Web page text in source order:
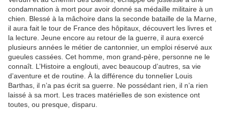
condamnation à mort pour avoir donné sa médaille militaire à un
chien. Blessé à la mâchoire dans la seconde bataille de la Marne,
il aura fait le tour de France des hôpitaux, découvert les livres et
la lecture. Jeune encore au retour de la guerre, il aura exercé
plusieurs années le métier de cantonnier, un emploi réservé aux
gueules cassées. Cet homme, mon grand-père, personne ne le
connaît. L’Histoire a englouti, avec beaucoup d’autres, sa vie
d’aventure et de routine. À la différence du tonnelier Louis
Barthas, il n’a pas écrit sa guerre. Ne possédant rien, il n’a rien
laissé à sa mort. Les traces matérielles de son existence ont
toutes, ou presque, disparu.